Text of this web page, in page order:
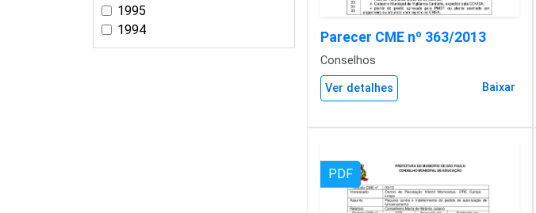
1995
1994
Parecer CME nº 363/2013
Conselhos
Ver detalhes Baixar
PDF